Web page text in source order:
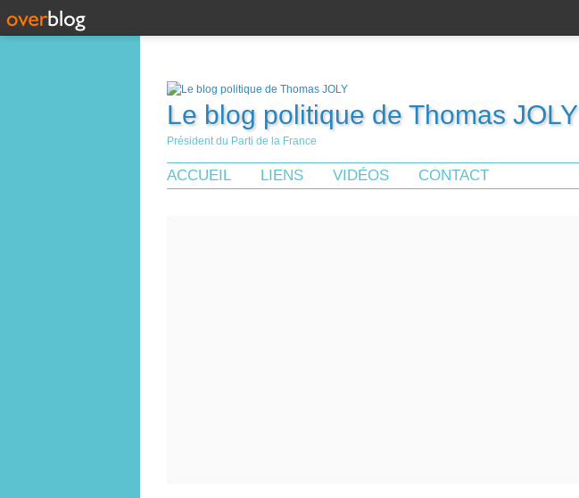
Le blog politique de Thomas JOLY
Président du Parti de la France
ACCUEIL LIENS VIDÉOS CONTACT